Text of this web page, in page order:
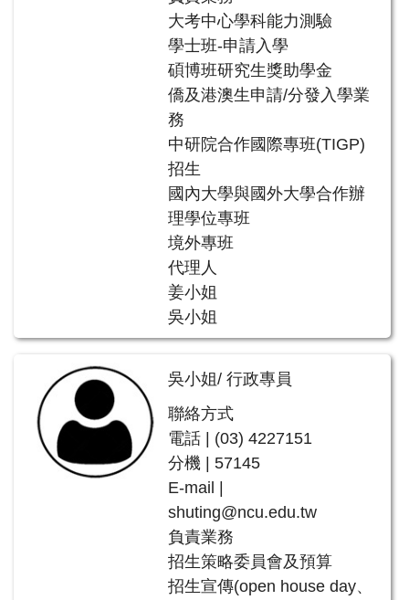
大考中心學科能力測驗
學士班-申請入學
碩博班研究生獎助學金
僑及港澳生申請/分發入學業
務
中研院合作國際專班(TIGP)
招生
國內大學與國外大學合作辦
理學位專班
境外專班
代理人
姜小姐
吳小姐
吳小姐/ 行政專員
聯絡方式
電話 | (03) 4227151
分機 | 57145
E-mail |
shuting@ncu.edu.tw
負責業務
招生策略委員會及預算
招生宣傳(open house day、